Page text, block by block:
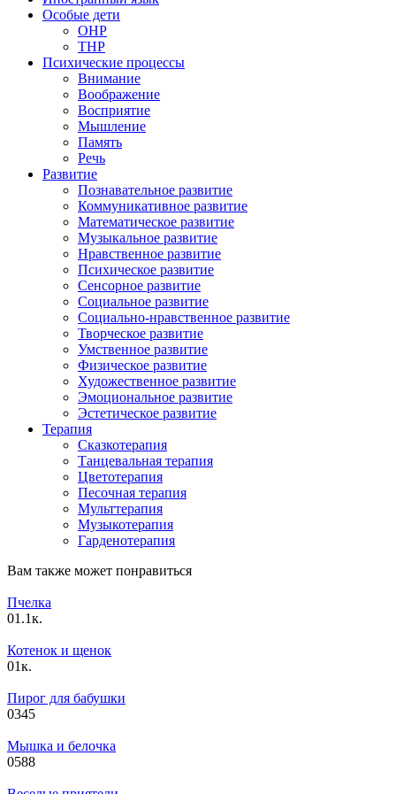
Особые дети
ОНР
ТНР
Психические процессы
Внимание
Воображение
Восприятие
Мышление
Память
Речь
Развитие
Познавательное развитие
Коммуникативное развитие
Математическое развитие
Музыкальное развитие
Нравственное развитие
Психическое развитие
Сенсорное развитие
Социальное развитие
Социально-нравственное развитие
Творческое развитие
Умственное развитие
Физическое развитие
Художественное развитие
Эмоциональное развитие
Эстетическое развитие
Терапия
Сказкотерапия
Танцевальная терапия
Цветотерапия
Песочная терапия
Мульттерапия
Музыкотерапия
Гарденотерапия
Вам также может понравиться
Пчелка
01.1к.
Котенок и щенок
01к.
Пирог для бабушки
0345
Мышка и белочка
0588